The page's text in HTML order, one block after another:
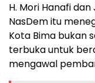
H. Mori Hanafi
NasDem itu
Kota Bima bukan
terbuka untuk
mengawal